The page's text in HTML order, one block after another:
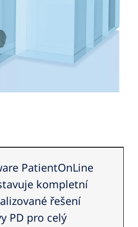
PatientOnLine
kompletní
řešení
PD pro celý